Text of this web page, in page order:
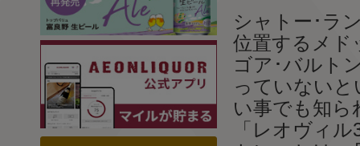
シャトー･ラ
位置するメド
ゴア･バルト
っていない
い事でも知
「レオヴィ